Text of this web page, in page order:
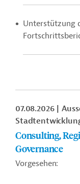
Unterstützung
07.08.2026
Consulting,
Governance
Vorgesehen: